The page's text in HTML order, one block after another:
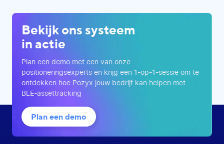
Bekijk ons systeem
in actie
Plan een demo met een van onze
positioneringsexperts en krijg een 1-op-1-sessie om te
ontdekken hoe Pozyx jouw bedrijf kan helpen met
BLE-assettracking
Plan een demo